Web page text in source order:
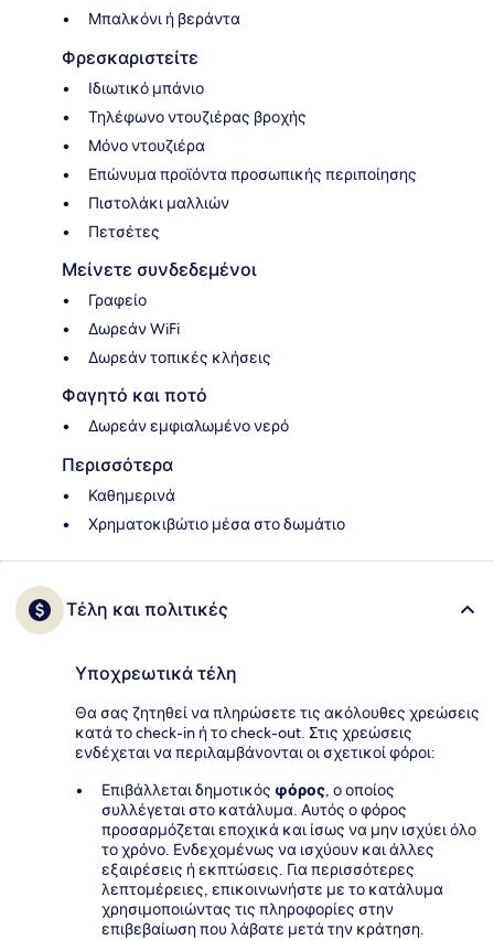
Μπαλκόνι ή βεράντα
Φρεσκαριστείτε
Ιδιωτικό μπάνιο
Τηλέφωνο ντουζιέρας βροχής
Μόνο ντουζιέρα
Επώνυμα προϊόντα προσωπικής περιποίησης
Πιστολάκι μαλλιών
Πετσέτες
Μείνετε συνδεδεμένοι
Γραφείο
Δωρεάν WiFi
Δωρεάν τοπικές κλήσεις
Φαγητό και ποτό
Δωρεάν εμφιαλωμένο νερό
Περισσότερα
Καθημερινά
Χρηματοκιβώτιο μέσα στο δωμάτιο
Τέλη και πολιτικές
Υποχρεωτικά τέλη
Θα σας ζητηθεί να πληρώσετε τις ακόλουθες χρεώσεις
κατά το check-in ή το check-out. Στις χρεώσεις
ενδέχεται να περιλαμβάνονται οι σχετικοί φόροι:
Επιβάλλεται δημοτικός φόρος, ο οποίος
συλλέγεται στο κατάλυμα. Αυτός ο φόρος
προσαρμόζεται εποχικά και ίσως να μην ισχύει όλο
το χρόνο. Ενδεχομένως να ισχύουν και άλλες
εξαιρέσεις ή εκπτώσεις. Για περισσότερες
λεπτομέρειες, επικοινωνήστε με το κατάλυμα
χρησιμοποιώντας τις πληροφορίες στην
επιβεβαίωση που λάβατε μετά την κράτηση.